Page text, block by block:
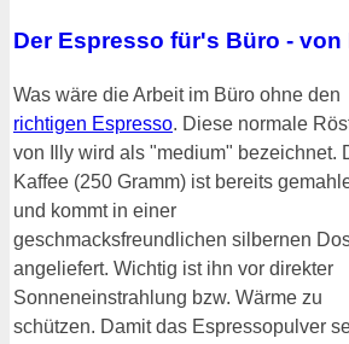
Der Espresso für's Büro - von
Was wäre die Arbeit im Büro ohne den
richtigen Espresso. Diese normale
von Illy wird als "medium" bezeichnet.
Kaffee (250 Gramm) ist bereits
und kommt in einer
geschmacksfreundlichen silbernen
angeliefert. Wichtig ist ihn vor direkter
Sonneneinstrahlung bzw. Wärme zu
schützen. Damit das Espressopulver